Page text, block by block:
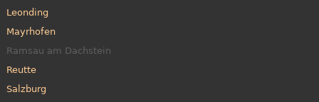
Leonding
Mayrhofen
Ramsau am Dachstein
Reutte
Salzburg